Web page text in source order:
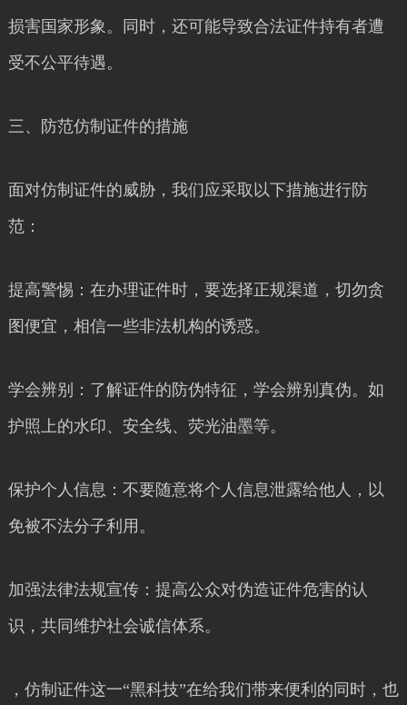
损害国家形象。同时，还可能导致合法证件持有者遭
受不公平待遇。
三、防范仿制证件的措施
面对仿制证件的威胁，我们应采取以下措施进行防
范：
提高警惕：在办理证件时，要选择正规渠道，切勿贪
图便宜，相信一些非法机构的诱惑。
学会辨别：了解证件的防伪特征，学会辨别真伪。如
护照上的水印、安全线、荧光油墨等。
保护个人信息：不要随意将个人信息泄露给他人，以
免被不法分子利用。
加强法律法规宣传：提高公众对伪造证件危害的认
识，共同维护社会诚信体系。
，仿制证件这一“黑科技”在给我们带来便利的同时，也